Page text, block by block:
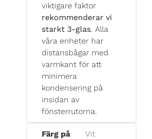
viktigare faktor
rekommenderar vi
starkt 3-glas. Alla
våra enheter har
distansbågar med
varmkant för att
minimera
kondensering på
insidan av
fönsterrutorna.
Färg på
Vit